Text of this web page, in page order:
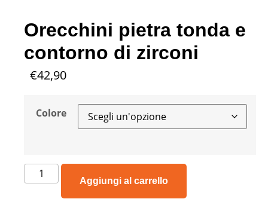
Orecchini pietra tonda e
contorno di zirconi
€42,90
Colore
Aggiungi al carrello